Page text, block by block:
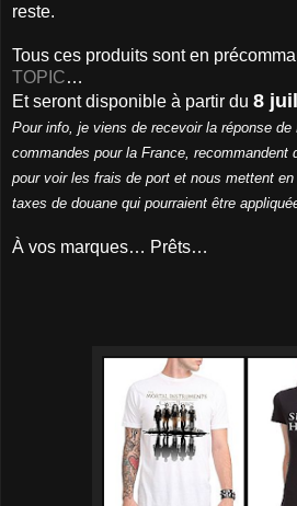
reste.
Tous ces produits sont en
TOPIC…
Et seront disponible à partir du 8
Pour info, je viens de recevoir la réponse
commandes pour la France, recommandent
pour voir les frais de port et nous mettent en
taxes de douane qui pourraient être
À vos marques… Prêts…